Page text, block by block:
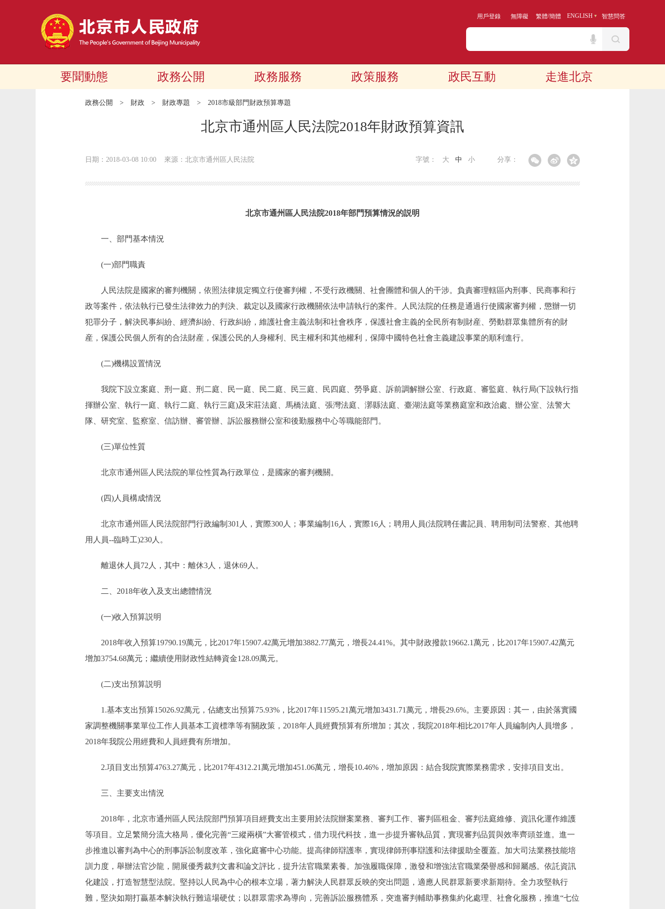
用戶登錄 無障礙 繁體/簡體 ENGLISH 智慧問答
要聞動態 政務公開 政務服務 政策服務 政民互動 走進北京
政務公開 > 財政 > 財政專題 > 2018市級部門財政預算專題
北京市通州區人民法院2018年財政預算資訊
日期：2018-03-08 10:00 來源：北京市通州區人民法院 分享：
字號： 大 中 小
北京市通州區人民法院2018年部門預算情況的説明
一、部門基本情況
(一)部門職責
人民法院是國家的審判機關，依照法律規定獨立行使審判權，不受行政機關、社會團體和個人的干涉。負責審理轄區內刑事、民商事和行
政等案件，依法執行已發生法律效力的判決、裁定以及國家行政機關依法申請執行的案件。人民法院的任務是通過行使國家審判權，懲辦一切
犯罪分子，解決民事糾紛、經濟糾紛、行政糾紛，維護社會主義法制和社會秩序，保護社會主義的全民所有制財産、勞動群眾集體所有的財
産，保護公民個人所有的合法財産，保護公民的人身權利、民主權利和其他權利，保障中國特色社會主義建設事業的順利進行。
(二)機構設置情況
我院下設立案庭、刑一庭、刑二庭、民一庭、民二庭、民三庭、民四庭、勞爭庭、訴前調解辦公室、行政庭、審監庭、執行局(下設執行指
揮辦公室、執行一庭、執行二庭、執行三庭)及宋莊法庭、馬橋法庭、張灣法庭、漷縣法庭、臺湖法庭等業務庭室和政治處、辦公室、法警大
隊、研究室、監察室、信訪辦、審管辦、訴訟服務辦公室和後勤服務中心等職能部門。
(三)單位性質
北京市通州區人民法院的單位性質為行政單位，是國家的審判機關。
(四)人員構成情況
北京市通州區人民法院部門行政編制301人，實際300人；事業編制16人，實際16人；聘用人員(法院聘任書記員、聘用制司法警察、其他聘
用人員--臨時工)230人。
離退休人員72人，其中：離休3人，退休69人。
二、2018年收入及支出總體情況
(一)收入預算説明
2018年收入預算19790.19萬元，比2017年15907.42萬元增加3882.77萬元，增長24.41%。其中財政撥款19662.1萬元，比2017年15907.42萬元
增加3754.68萬元；繼續使用財政性結轉資金128.09萬元。
(二)支出預算説明
1.基本支出預算15026.92萬元，佔總支出預算75.93%，比2017年11595.21萬元增加3431.71萬元，增長29.6%。主要原因：其一，由於落實國
家調整機關事業單位工作人員基本工資標準等有關政策，2018年人員經費預算有所增加；其次，我院2018年相比2017年人員編制內人員增多，
2018年我院公用經費和人員經費有所增加。
2.項目支出預算4763.27萬元，比2017年4312.21萬元增加451.06萬元，增長10.46%，增加原因：結合我院實際業務需求，安排項目支出。
三、主要支出情況
2018年，北京市通州區人民法院部門預算項目經費支出主要用於法院辦案業務、審判工作、審判區租金、審判法庭維修、資訊化運作維護
等項目。立足繁簡分流大格局，優化完善“三縱兩橫”大審管模式，借力現代科技，進一步提升審執品質，實現審判品質與效率齊頭並進。進一
步推進以審判為中心的刑事訴訟制度改革，強化庭審中心功能。提高律師辯護率，實現律師刑事辯護和法律援助全覆蓋。加大司法業務技能培
訓力度，舉辦法官沙龍，開展優秀裁判文書和論文評比，提升法官職業素養。加強履職保障，激發和增強法官職業榮譽感和歸屬感。依託資訊
化建設，打造智慧型法院。堅持以人民為中心的根本立場，著力解決人民群眾反映的突出問題，適應人民群眾新要求新期待。全力攻堅執行
難，堅決如期打贏基本解決執行難這場硬仗；以群眾需求為導向，完善訴訟服務體系，突進審判輔助事務集約化處理、社會化服務，推進“七位